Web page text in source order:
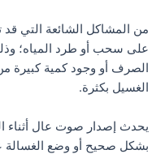
من المشاكل الشائعة التي
على سحب أو طرد المياه؛
الصرف أو وجود كمية
الغسيل بكثرة.
يحدث إصدار صوت عال أثناء
بشكل صحيح أو وضع